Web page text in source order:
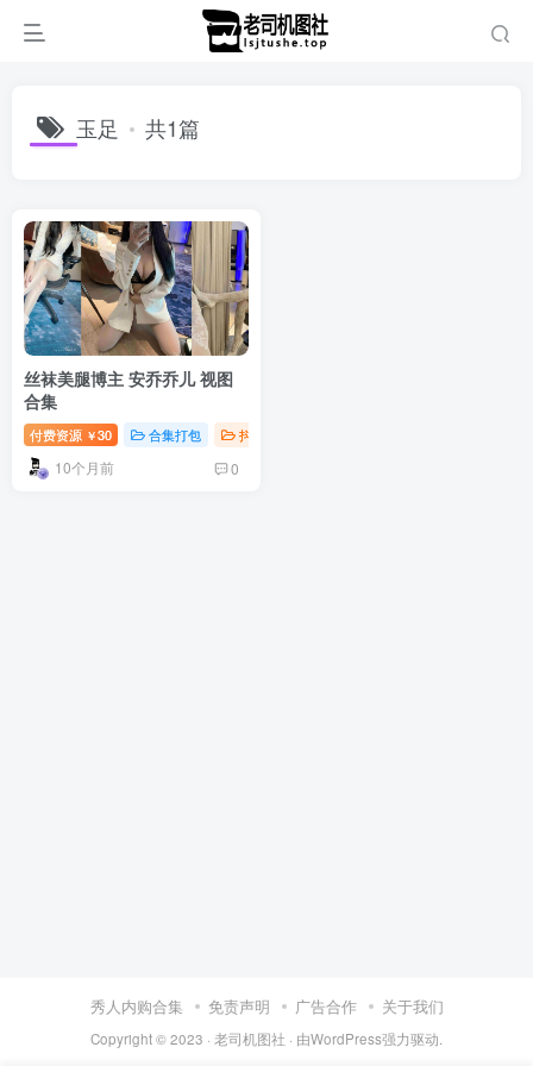
玉足 共1篇
丝袜美腿博主 安乔乔儿 视图
合集
付费资源 ￥30 合集打包 抖音微密
10个月前 0
秀人内购合集 免责声明 广告合作 关于我们
Copyright © 2023 · 老司机图社 · 由WordPress强力驱动.